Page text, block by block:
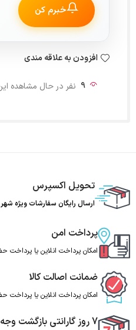
خبرم کن
افزودن به علاقه مندی
9 نفر در حال مشاهده
تحویل اکسپرس
ارسال رایگان سفارشات ویژه
پرداخت امن
امکان پرداخت انلاین یا
ضمانت اصالت کالا
امکان پرداخت انلاین یا
7 روز گارانتی بازگشت وجه